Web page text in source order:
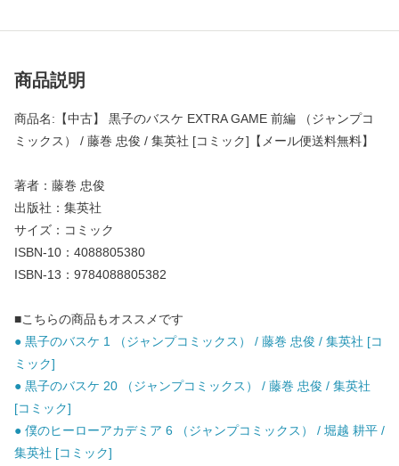
商品説明
商品名:【中古】 黒子のバスケ EXTRA GAME 前編 （ジャンプコ
ミックス） / 藤巻 忠俊 / 集英社 [コミック]【メール便送料無料】
著者：藤巻 忠俊
出版社：集英社
サイズ：コミック
ISBN-10：4088805380
ISBN-13：9784088805382
■こちらの商品もオススメです
● 黒子のバスケ 1 （ジャンプコミックス） / 藤巻 忠俊 / 集英社 [コ
ミック]
● 黒子のバスケ 20 （ジャンプコミックス） / 藤巻 忠俊 / 集英社
[コミック]
● 僕のヒーローアカデミア 6 （ジャンプコミックス） / 堀越 耕平 /
集英社 [コミック]